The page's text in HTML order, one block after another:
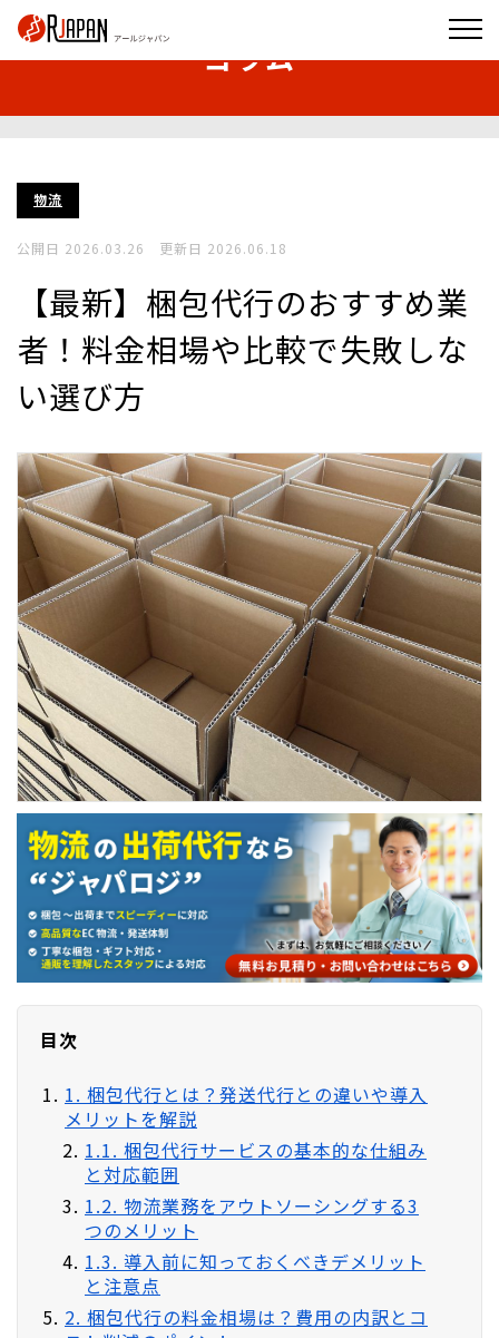
コールセンターサービス
導入実績
採用情報
コラム
物流
公開日 2026.03.26 更新日 2026.06.18
【最新】梱包代行のおすすめ業
者！料金相場や比較で失敗しな
い選び方
目次
1. 梱包代行とは？発送代行との違いや導入
メリットを解説
1.1. 梱包代行サービスの基本的な仕組み
と対応範囲
1.2. 物流業務をアウトソーシングする3
つのメリット
1.3. 導入前に知っておくべきデメリット
と注意点
2. 梱包代行の料金相場は？費用の内訳とコ